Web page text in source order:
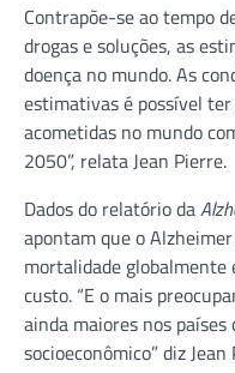
Contrapõe-se ao tempo
drogas e soluções, as
doença no mundo. As
estimativas é possível
acometidas no mundo
2050”, relata Jean Pierre.
Dados do relatório da
apontam que o
mortalidade globalmente
custo. “E o mais
ainda maiores nos
socioeconômico” diz Jean